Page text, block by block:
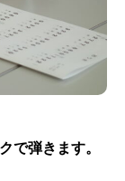
で弾きます。